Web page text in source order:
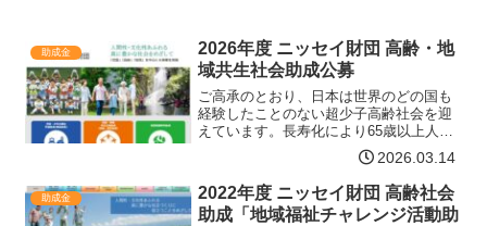
助成金
2026年度 ニッセイ財団 高齢・地
域共生社会助成公募
ご高承のとおり、日本は世界のどの国も
経験したことのない超少子高齢社会を迎
えています。長寿化により65歳以上人口
は2043年まで増え続け、その後減少に転
じるものの総人口減少とあいまって、そ
の割合は2070年には約39％の水準になる
ことが見込ま…【詳細はコチラ】
2026.03.14
助成金
2022年度 ニッセイ財団 高齢社会
助成「地域福祉チャレンジ活動助